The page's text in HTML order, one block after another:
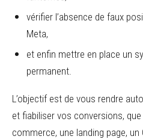
vérifier l’absence de faux
Meta,
et enfin mettre en place un
permanent.
L’objectif est de vous rendre
et fiabiliser vos conversions,
commerce, une landing page,